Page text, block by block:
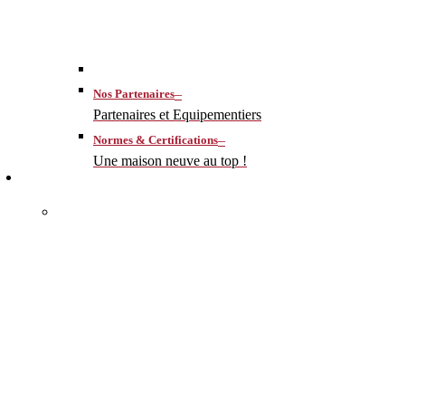
Nos Partenaires–
Partenaires et Equipementiers
Normes & Certifications–
Une maison neuve au top !